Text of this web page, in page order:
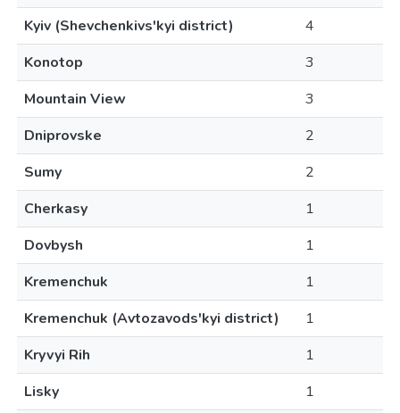
Kyiv (Shevchenkivs'kyi district)
4
Konotop
3
Mountain View
3
Dniprovske
2
Sumy
2
Cherkasy
1
Dovbysh
1
Kremenchuk
1
Kremenchuk (Avtozavods'kyi district)
1
Kryvyi Rih
1
Lisky
1